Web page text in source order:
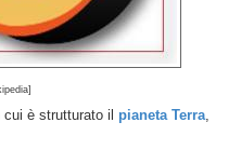
è strutturato il pianeta Terra,